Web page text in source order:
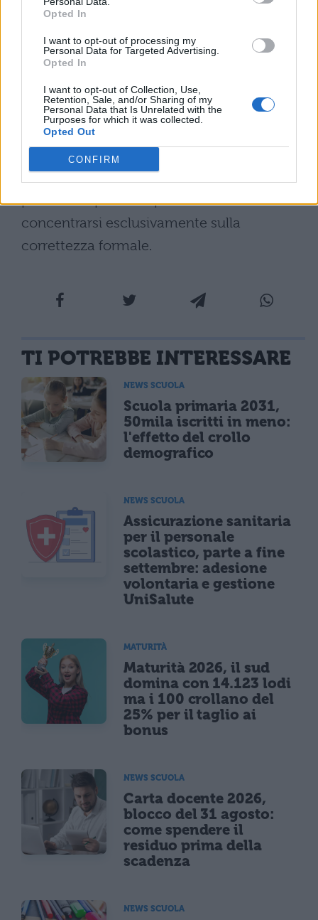
Opted In
I want to opt-out of processing my
Personal Data for Targeted Advertising.
Opted In
I want to opt-out of Collection, Use,
Retention, Sale, and/or Sharing of my
Personal Data that Is Unrelated with the
Purposes for which it was collected.
Opted Out
CONFIRM
sostanziale.
parti disconnesse, contraddittorie e i
numerosi refusi
del testo. Gli esperti ritengono
fondamentale che la commissione presti
ascolto alle voci provenienti dal mondo
della ricerca e della scuola, per garantire un
approccio alla matematica che valorizzi i
processi di pensiero piuttosto che
concentrarsi esclusivamente sulla
correttezza formale.
TI POTREBBE INTERESSARE
NEWS SCUOLA
Scuola primaria 2031,
50mila iscritti in meno:
l'effetto del crollo
demografico
NEWS SCUOLA
Assicurazione sanitaria
per il personale
scolastico, parte a fine
settembre: adesione
volontaria e gestione
UniSalute
MATURITÀ
Maturità 2026, il sud
domina con 14.123 lodi
ma i 100 crollano del
25% per il taglio ai
bonus
NEWS SCUOLA
Carta docente 2026,
blocco del 31 agosto:
come spendere il
residuo prima della
scadenza
NEWS SCUOLA